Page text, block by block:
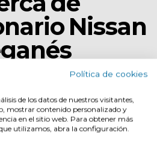
Nissan
Política de cookies
de los datos de nuestros visitantes,
mostrar contenido personalizado y
en el sitio web. Para obtener más
utilizamos, abra la configuración.